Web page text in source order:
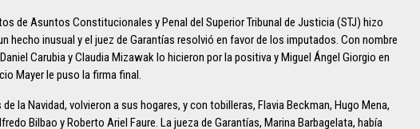
de Asuntos Constitucionales y Penal del Superior Tribunal de Justicia (STJ) hizo
hecho inusual y el juez de Garantías resolvió en favor de los imputados. Con nombre
Carubia y Claudia Mizawak lo hicieron por la positiva y Miguel Ángel Giorgio en
Mayer le puso la firma final.
de la Navidad, volvieron a sus hogares, y con tobilleras, Flavia Beckman, Hugo Mena,
Bilbao y Roberto Ariel Faure. La jueza de Garantías, Marina Barbagelata, había